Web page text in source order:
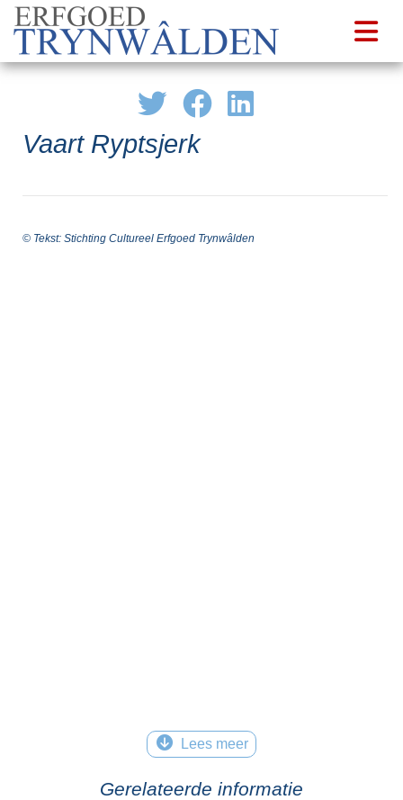
Vaart Ryptsjerk
© Tekst: Stichting Cultureel Erfgoed Trynwâlden
Lees meer
Gerelateerde informatie